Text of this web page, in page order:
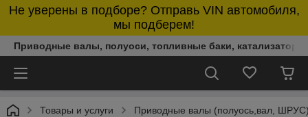
Не уверены в подборе? Отправь VIN автомобиля,
мы подберем!
Приводные валы, полуоси, топливные баки,
Товары и услуги Приводные валы (полуось,вал,